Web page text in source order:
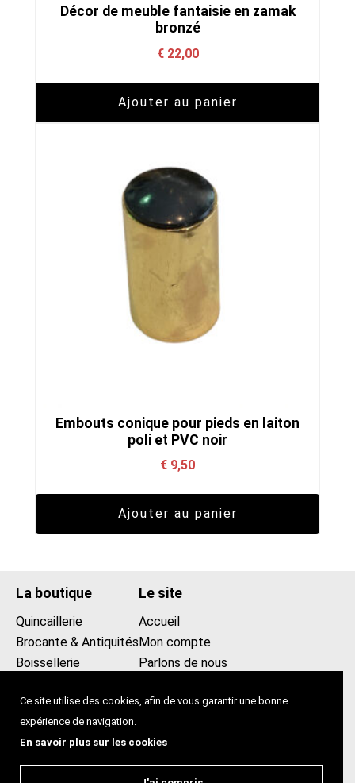
Décor de meuble fantaisie en zamak
bronzé
€22,00
Ajouter au panier
Embouts conique pour pieds en laiton
poli et PVC noir
€ 9,50
Ajouter au panier
La boutique
Quincaillerie
Brocante & Antiquités
Boissellerie
Le site
Accueil
Mon compte
Parlons de nous
0475439258
Rue blaes 99, 1000 Bruxelles
Ce site utilise des cookies, afin de vous garantir une bonne
expérience de navigation.
En savoir plus sur les cookies